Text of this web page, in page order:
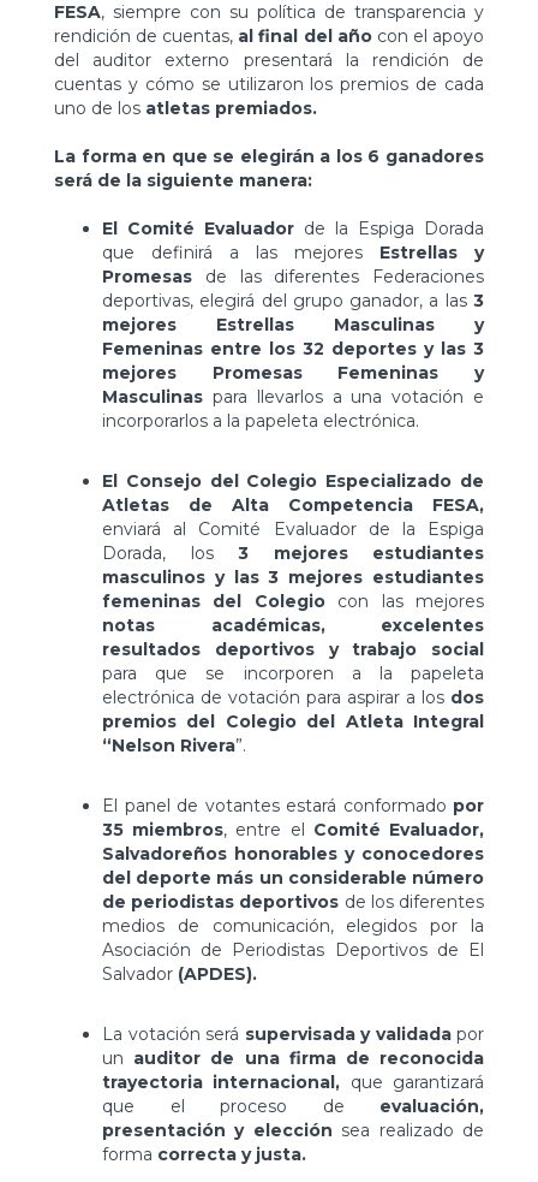
FESA, siempre con su política de transparencia y
rendición de cuentas, al final del añocon el apoyo
del auditor externo presentará la rendición de
cuentas y cómo se utilizaron los premios de cada
uno de los atletas premiados.
La forma en que se elegirán a los 6 ganadores
será de la siguiente manera:
El Comité Evaluador de la Espiga Dorada
que definirá a las mejores Estrellas y
Promesas de las diferentes Federaciones
deportivas, elegirá del grupo ganador, a las 3
mejores Estrellas Masculinas y
Femeninas entre los 32 deportes y las 3
mejores Promesas Femeninas y
Masculinas para llevarlos a una votación e
incorporarlos a la papeleta electrónica.
El Consejo del Colegio Especializado de
Atletas de Alta Competencia FESA,
enviará al Comité Evaluador de la Espiga
Dorada, los 3 mejores estudiantes
masculinos y las 3 mejores estudiantes
femeninas del Colegiocon las mejores
notas académicas, excelentes
resultados deportivos y trabajo social
para que se incorporen a la papeleta
electrónica de votación para aspirar a los dos
premios del Colegio del Atleta Integral
“Nelson Rivera”.
El panel de votantes estará conformado por
35 miembros, entre el Comité Evaluador,
Salvadoreños honorables y conocedores
del deporte más un considerable número
de periodistas deportivos de los diferentes
medios de comunicación, elegidos por la
Asociación de Periodistas Deportivos de El
Salvador (APDES).
La votación será supervisada y validadapor
un auditor de una firma de reconocida
trayectoria internacional, que garantizará
que el proceso de evaluación,
presentación y elección sea realizado de
forma correcta y justa.